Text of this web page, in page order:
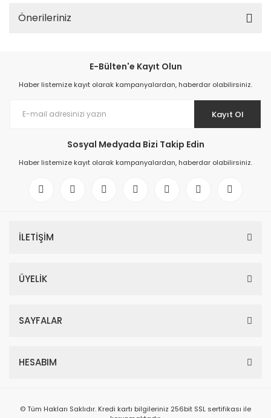
Önerileriniz
E-Bülten'e Kayıt Olun
Haber listemize kayıt olarak kampanyalardan, haberdar olabilirsiniz.
Kayıt Ol
Sosyal Medyada Bizi Takip Edin
Haber listemize kayıt olarak kampanyalardan, haberdar olabilirsiniz.
İLETİŞİM
ÜYELİK
SAYFALAR
HESABIM
© Tüm Hakları Saklıdır. Kredi kartı bilgileriniz 256bit SSL sertifikası ile